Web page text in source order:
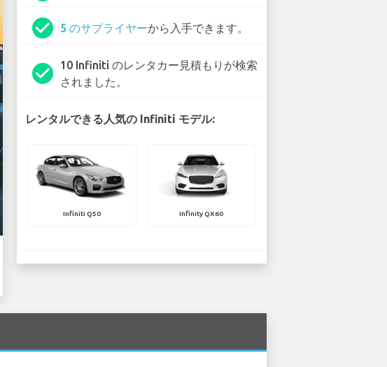
check_circle 5 のサプライヤーから入手できます。
check_circle
10 Infiniti のレンタカー見積もりが検索
されました。
レンタルできる人気の Infiniti モデル:
Infiniti Q50 Infinity QX60